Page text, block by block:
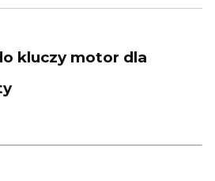
kluczy motor dla